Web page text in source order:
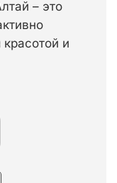
– это
и